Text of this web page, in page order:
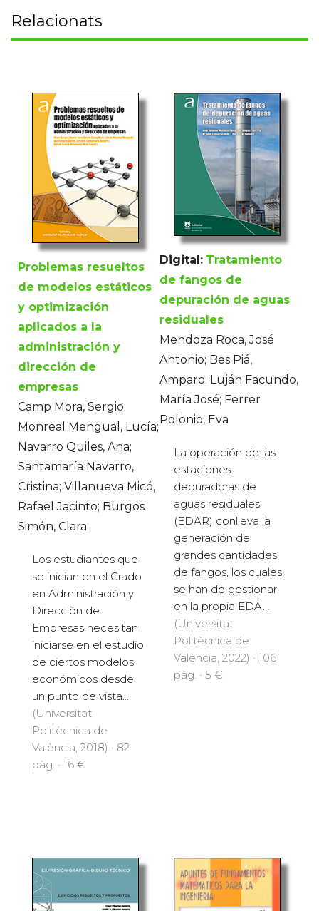
Relacionats
Problemas resueltos
de modelos estáticos
y optimización
aplicados a la
administración y
dirección de
empresas
Camp Mora, Sergio;
Monreal Mengual, Lucía;
Navarro Quiles, Ana;
Santamaría Navarro,
Cristina; Villanueva Micó,
Rafael Jacinto; Burgos
Simón, Clara
Los estudiantes que
se inician en el Grado
en Administración y
Dirección de
Empresas necesitan
iniciarse en el estudio
de ciertos modelos
económicos desde
un punto de vista...
(Universitat
Politècnica de
València, 2018) · 82
pàg. · 16 €
Digital: Tratamiento
de fangos de
depuración de aguas
residuales
Mendoza Roca, José
Antonio; Bes Piá,
Amparo; Luján Facundo,
María José; Ferrer
Polonio, Eva
La operación de las
estaciones
depuradoras de
aguas residuales
(EDAR) conlleva la
generación de
grandes cantidades
de fangos, los cuales
se han de gestionar
en la propia EDA...
(Universitat
Politècnica de
València, 2022) · 106
pàg. · 5 €